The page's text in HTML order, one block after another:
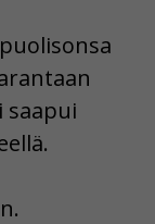
saapui